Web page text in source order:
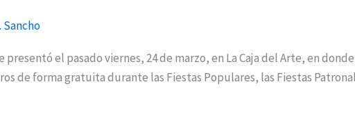
Sancho
el pasado viernes, 24 de marzo, en La Caja del Arte, en
de forma gratuita durante las Fiestas Populares, las Fiestas